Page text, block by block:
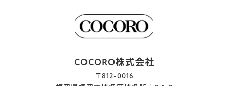
COCORO株式会社
〒812-0016